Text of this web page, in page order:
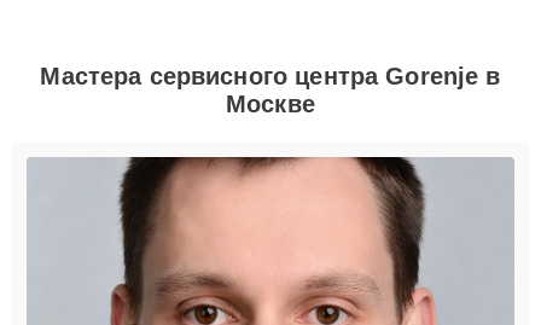
Мастера сервисного центра Gorenje в
Москве